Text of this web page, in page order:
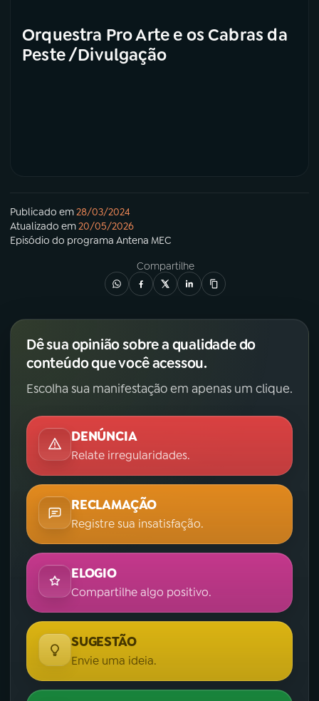
Orquestra Pro Arte e os Cabras da
Peste /Divulgação
Publicado em28/03/2024
Atualizado em20/05/2026
Episódio do programa Antena MEC
Compartilhe
Dê sua opinião sobre a qualidade do
conteúdo que você acessou.
Escolha sua manifestação em apenas um clique.
DENÚNCIA
Relate irregularidades.
RECLAMAÇÃO
Registre sua insatisfação.
ELOGIO
Compartilhe algo positivo.
SUGESTÃO
Envie uma ideia.